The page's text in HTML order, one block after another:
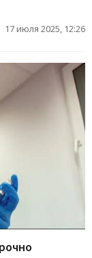
17 июля 2025, 12:26